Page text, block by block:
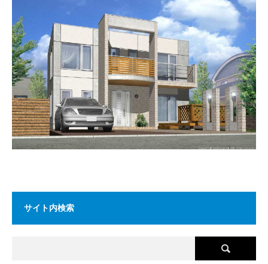
サイト内検索